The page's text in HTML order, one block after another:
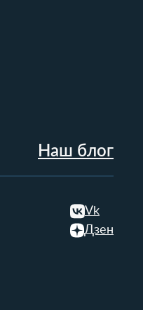
Наш блог
Vk
Дзен